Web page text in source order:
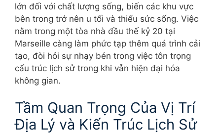
lớn đối với chất lượng sống, biến các khu vực
bên trong trở nên u tối và thiếu sức sống. Việc
nằm trong một tòa nhà đầu thế kỷ 20 tại
Marseille càng làm phức tạp thêm quá trình cải
tạo, đòi hỏi sự nhạy bén trong việc tôn trọng
cấu trúc lịch sử trong khi vẫn hiện đại hóa
không gian.
Tầm Quan Trọng Của Vị Trí
Địa Lý và Kiến Trúc Lịch Sử